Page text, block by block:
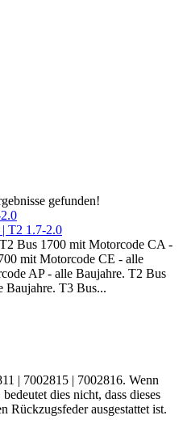
gefunden!
Bus 1700 mit Motorcode CA -
mit Motorcode CE - alle
AP - alle Baujahre. T2 Bus
Baujahre. T3 Bus...
| 7002815 | 7002816. Wenn
dies nicht, dass dieses
Rückzugsfeder ausgestattet ist.